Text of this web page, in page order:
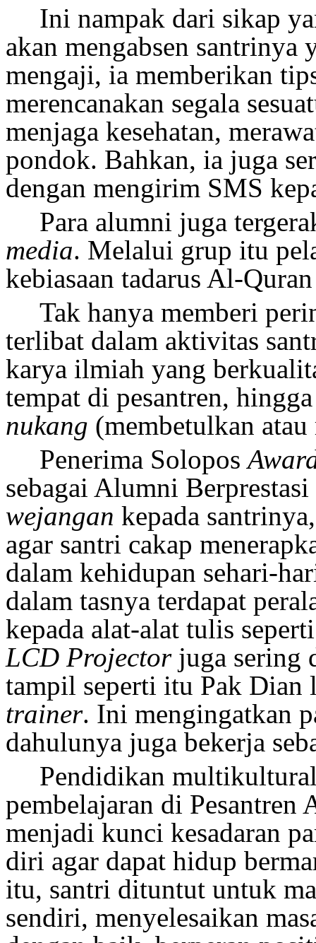
Ini nampak dari sikap
akan mengabsen santrinya
mengaji, ia memberikan
merencanakan segala
menjaga kesehatan,
pondok. Bahkan, ia juga
dengan mengirim SMS
Para alumni juga
media. Melalui grup itu
kebiasaan tadarus Al-
Tak hanya memberi
terlibat dalam aktivitas
karya ilmiah yang
tempat di pesantren,
nukang (membetulkan
Penerima Solopos
sebagai Alumni
wejangan kepada
agar santri cakap men
dalam kehidupan sehari-
dalam tasnya terdapat
kepada alat-alat tulis
LCD Projectorjuga sering
tampil seperti itu Pak Dian
trainer. Ini mengingatkan
dahulunya juga bekerja
Pendidikan
pembelajaran di
menjadi kunci kesadaran
diri agar dapat hidup
itu, santri dituntut untuk
sendiri, menyelesaikan